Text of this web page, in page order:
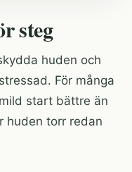
steg
huden och
För många
start bättre än
huden torr redan